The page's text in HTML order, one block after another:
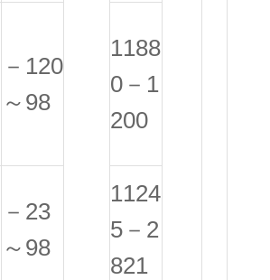
－120
～98
1188
0－1
200
－23
～98
1124
5－2
821